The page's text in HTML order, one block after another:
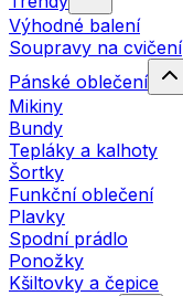
Výhodné balení
Soupravy na cvičení
Pánské oblečení
Mikiny
Bundy
Tepláky a kalhoty
Šortky
Funkční oblečení
Plavky
Spodní prádlo
Ponožky
Kšiltovky a čepice